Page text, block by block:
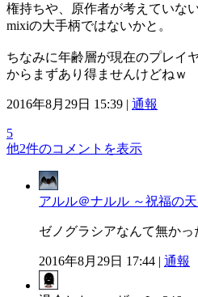
権持ちや、原作者が考えていな
mixiの大手柄ではないかと。
ちなみに年齢層が現在のプレイ
からまずあり得ませんけどねｗ
2016年8月29日 15:39 | 通報
5
他2件のコメントを表示
アルル＠ナルル ～祝福の天
ゼノグラシアなんて無かっ
2016年8月29日 17:44 | 通報